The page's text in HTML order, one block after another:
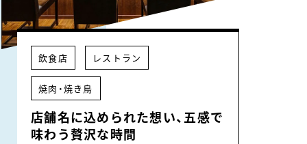
飲食店 レストラン
焼肉・焼き鳥
店舗名に込められた想い、五感で
味わう贅沢な時間